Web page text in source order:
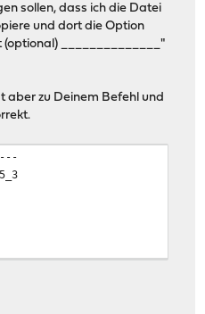
sollen, dass ich die Datei
und dort die Option
______________"
aber zu Deinem Befehl und